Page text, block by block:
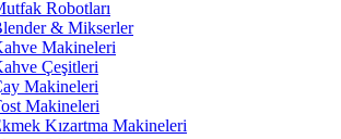
Robotları
& Mikserler
Makineleri
Çeşitleri
Makineleri
Makineleri
Kızartma Makineleri